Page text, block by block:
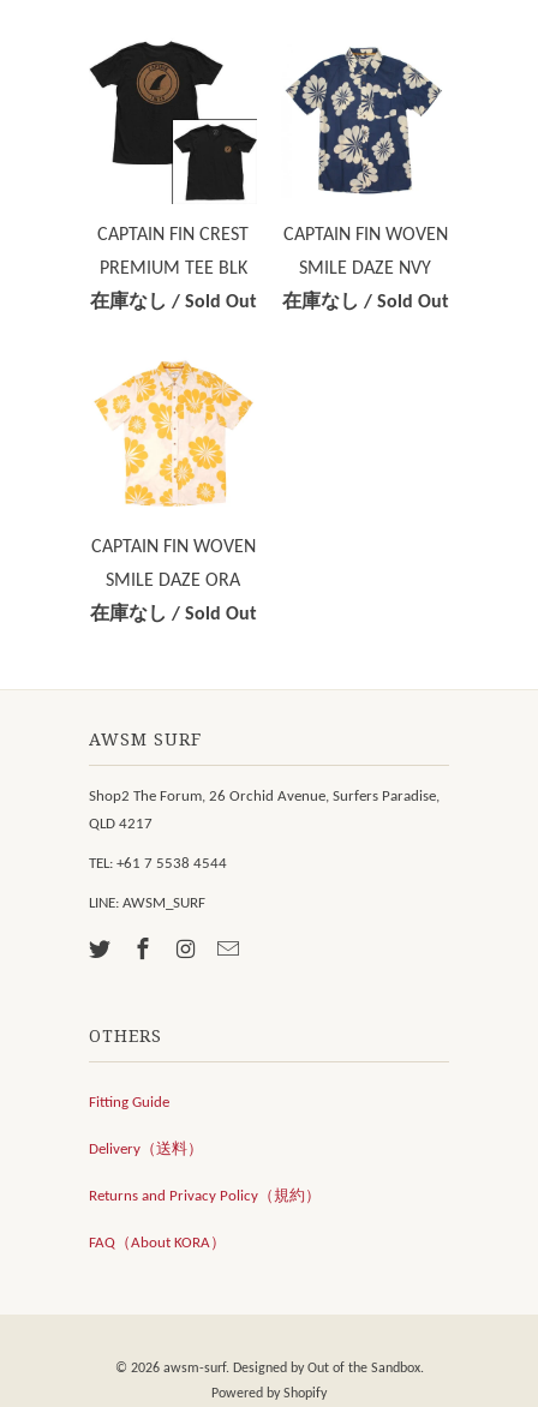
CAPTAIN FIN CREST
PREMIUM TEE BLK
在庫なし / Sold Out
CAPTAIN FIN WOVEN
SMILE DAZE NVY
在庫なし / Sold Out
CAPTAIN FIN WOVEN
SMILE DAZE ORA
在庫なし / Sold Out
AWSM SURF
Shop2 The Forum, 26 Orchid Avenue, Surfers Paradise,
QLD 4217
TEL: +61 7 5538 4544
LINE: AWSM_SURF
OTHERS
Fitting Guide
Delivery（送料）
Returns and Privacy Policy（規約）
FAQ（About KORA）
© 2026 awsm-surf. Designed byOut of the Sandbox.
Powered by Shopify